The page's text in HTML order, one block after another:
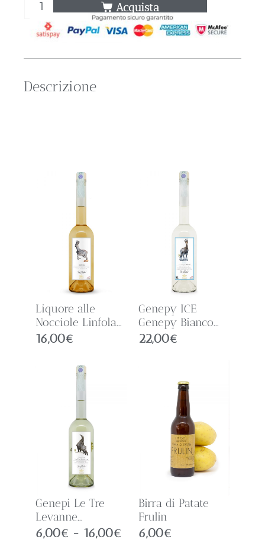
Acquista
Descrizione
Liquore alle
Nocciole Linfola...
16,00€
Genepy ICE
Genepy Bianco...
22,00€
Genepi Le Tre
Levanne...
6,00€ - 16,00€
Birra di Patate
Frulin
6,00€